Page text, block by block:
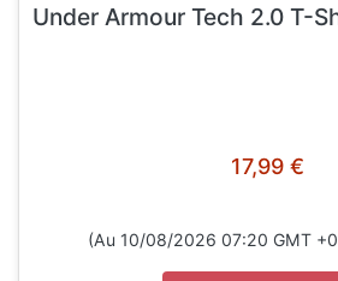
Under Armour Tech 2.0 T-
17,99 €
(Au 10/08/2026 07:20 GMT